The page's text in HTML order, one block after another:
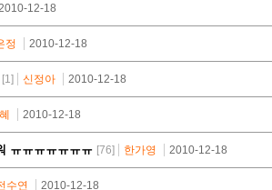
12-18
정 2010-12-18
[1] 신정아 2010-12-18
2010-12-18
ㅠㅠㅠㅠㅠㅠㅠ [76] 한가영 2010-12-18
수연 2010-12-18